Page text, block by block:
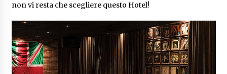
non vi resta che scegliere questo Hotel!